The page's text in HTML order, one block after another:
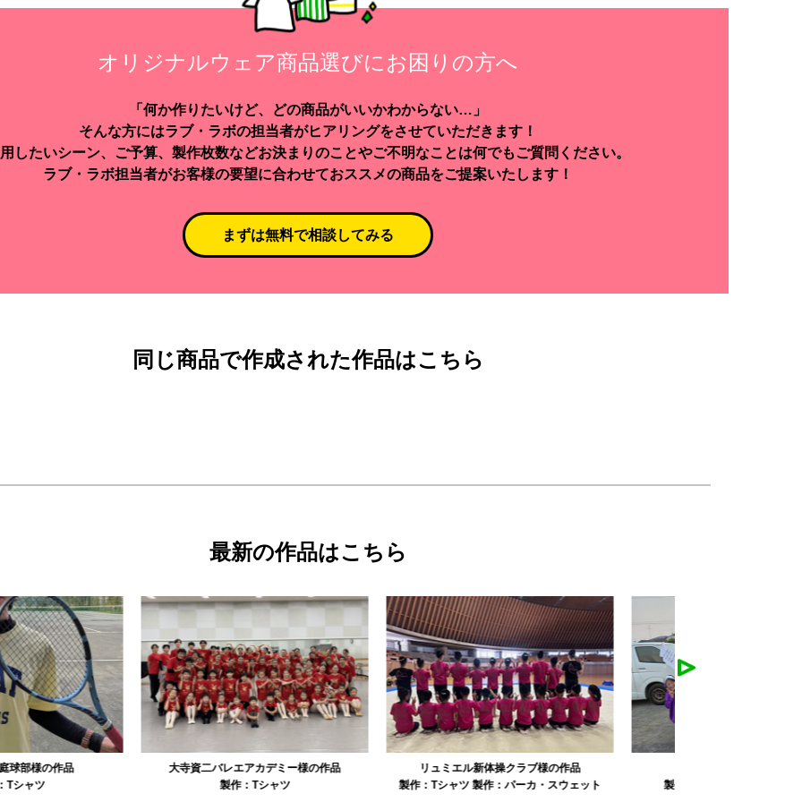
オリジナルウェア商品選びにお困りの方へ
「何か作りたいけど、どの商品がいいかわからない…」
そんな方にはラブ・ラボの担当者がヒアリングをさせていただきます！
したいシーン、ご予算、製作枚数などお決まりのことやご不明なことは何でもご質問ください。
ラブ・ラボ担当者がお客様の要望に合わせておススメの商品をご提案いたします！
まずは無料で相談してみる
同じ商品で作成された作品はこちら
最新の作品はこちら
二バレエアカデミー様の作品
製作：
リュミエル新体操クラブ様の作品
製作：Tシャツ製作： パーカ・スウェット
みかえり美人様の作品
製作：タオル 製作：その他グッズ